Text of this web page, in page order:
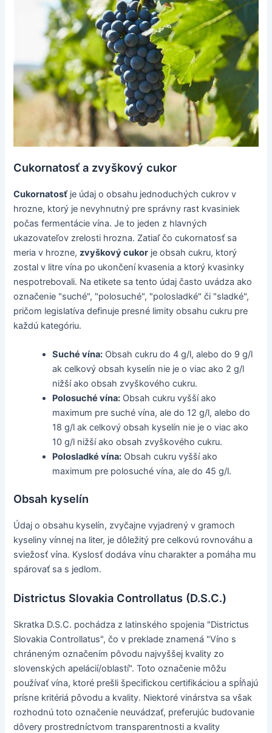
Cukornatosť a zvyškový cukor
Cukornatosť je údaj o obsahu jednoduchých cukrov v
hrozne, ktorý je nevyhnutný pre správny rast kvasiniek
počas fermentácie vína. Je to jeden z hlavných
ukazovateľov zrelosti hrozna. Zatiaľ čo cukornatosť sa
meria v hrozne,zvyškový cukor je obsah cukru, ktorý
zostal v litre vína po ukončení kvasenia a ktorý kvasinky
nespotrebovali. Na etikete sa tento údaj často uvádza ako
označenie "suché", "polosuché", "polosladké" či "sladké",
pričom legislatíva definuje presné limity obsahu cukru pre
každú kategóriu.
Suché vína: Obsah cukru do 4 g/l, alebo do 9 g/l
ak celkový obsah kyselín nie je o viac ako 2 g/l
nižší ako obsah zvyškového cukru.
Polosuché vína: Obsah cukru vyšší ako
maximum pre suché vína, ale do 12 g/l, alebo do
18 g/l ak celkový obsah kyselín nie je o viac ako
10 g/l nižší ako obsah zvyškového cukru.
Polosladké vína: Obsah cukru vyšší ako
maximum pre polosuché vína, ale do 45 g/l.
Obsah kyselín
Údaj o obsahu kyselín, zvyčajne vyjadrený v gramoch
kyseliny vínnej na liter, je dôležitý pre celkovú rovnováhu a
sviežosť vína. Kyslosť dodáva vínu charakter a pomáha mu
spárovať sa s jedlom.
Districtus Slovakia Controllatus (D.S.C.)
Skratka D.S.C. pochádza z latinského spojenia "Districtus
Slovakia Controllatus", čo v preklade znamená "Víno s
chráneným označením pôvodu najvyššej kvality zo
slovenských apelácií/oblastí". Toto označenie môžu
používať vína, ktoré prešli špecifickou certifikáciou a spĺňajú
prísne kritériá pôvodu a kvality. Niektoré vinárstva sa však
rozhodnú toto označenie neuvádzať, preferujúc budovanie
dôvery prostredníctvom transparentnosti a kvality